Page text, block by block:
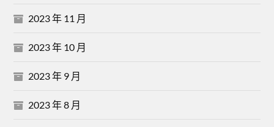
2023 年 11 月
2023 年 10 月
2023 年 9 月
2023 年 8 月